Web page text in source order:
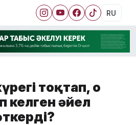
RU
тоқтап, о
келген әйел